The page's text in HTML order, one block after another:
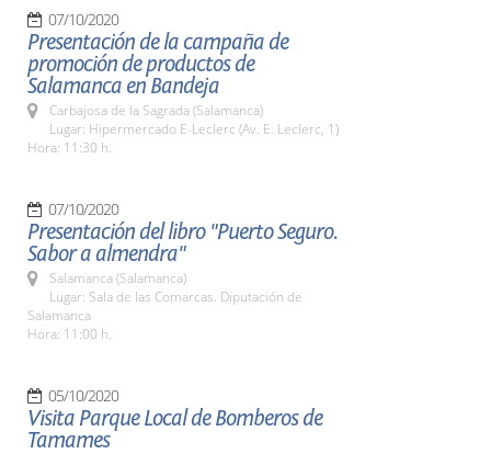
07/10/2020
Presentación de la campaña de
promoción de productos de
Salamanca en Bandeja
Carbajosa de la Sagrada (Salamanca)
Lugar: Hipermercado E-Leclerc (Av. E. Leclerc, 1)
Hora: 11:30 h.
07/10/2020
Presentación del libro "Puerto Seguro.
Sabor a almendra"
Salamanca (Salamanca)
Lugar: Sala de las Comarcas. Diputación de
Salamanca
Hora: 11:00 h.
05/10/2020
Visita Parque Local de Bomberos de
Tamames